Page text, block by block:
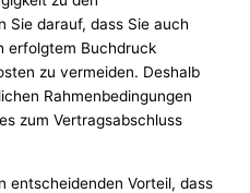
Sie darauf, dass Sie auch
erfolgtem Buchdruck
zu vermeiden. Deshalb
Rahmenbedingungen
zum Vertragsabschluss
entscheidenden Vorteil, dass